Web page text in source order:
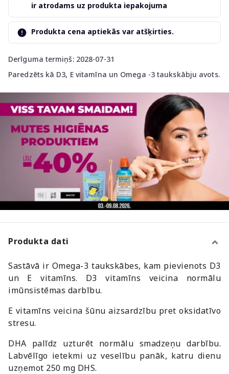
Derīguma termiņš: 2028-07-31
Paredzēts kā D3, E vitamīna un Omega -3 taukskābju avots.
ir atrodams uz produkta iepakojuma
Produkta cena aptiekās var atšķirties.
Produkta dati
Sastāvā ir Omega-3 taukskābes, kam pievienots D3
un E vitamīns. D3 vitamīns veicina normālu
imūnsistēmas darbību.
E vitamīns veicina šūnu aizsardzību pret oksidatīvo
stresu.
DHA palīdz uzturēt normālu smadzeņu darbību.
Labvēlīgo ietekmi uz veselību panāk, katru dienu
uzņemot 250 mg DHS.